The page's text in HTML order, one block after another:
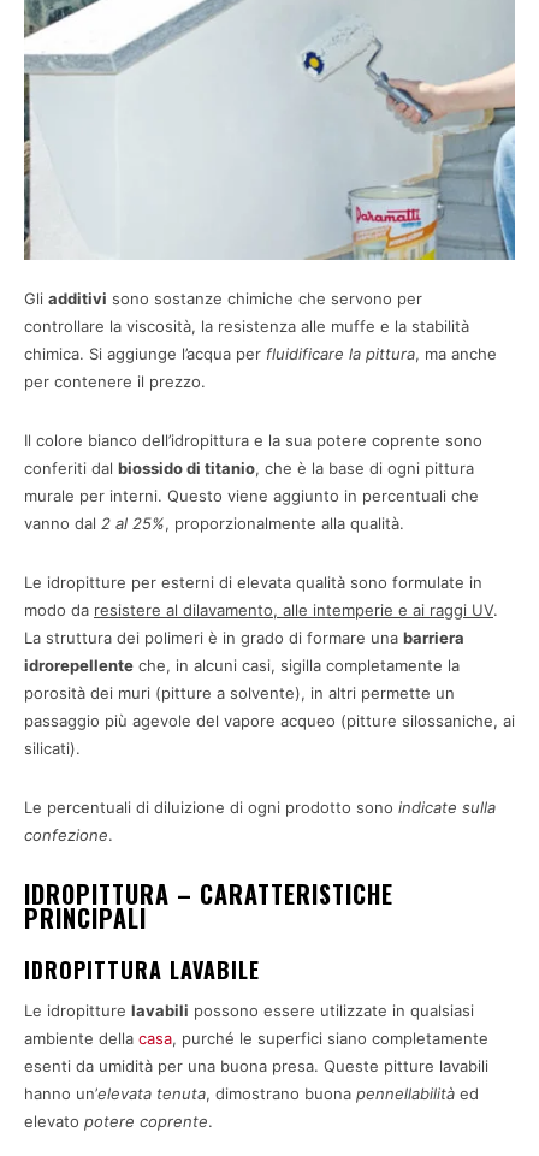
Gli additivi sono sostanze chimiche che servono per
controllare la viscosità, la resistenza alle muffe e la stabilità
chimica. Si aggiunge l’acqua per fluidificare la pittura, ma anche
per contenere il prezzo.
Il colore bianco dell’idropittura e la sua potere coprente sono
conferiti dal biossido di titanio, che è la base di ogni pittura
murale per interni. Questo viene aggiunto in percentuali che
vanno dal 2 al 25%, proporzionalmente alla qualità.
Le idropitture per esterni di elevata qualità sono formulate in
modo da resistere al dilavamento, alle intemperie e ai raggi UV.
La struttura dei polimeri è in grado di formare una barriera
idrorepellente che, in alcuni casi, sigilla completamente la
porosità dei muri (pitture a solvente), in altri permette un
passaggio più agevole del vapore acqueo (pitture silossaniche, ai
silicati).
Le percentuali di diluizione di ogni prodotto sono indicate sulla
confezione.
IDROPITTURA – CARATTERISTICHE
PRINCIPALI
IDROPITTURA LAVABILE
Le idropitture lavabili possono essere utilizzate in qualsiasi
ambiente della casa, purché le superfici siano completamente
esenti da umidità per una buona presa. Queste pitture lavabili
hanno un’elevata tenuta, dimostrano buona pennellabilità ed
elevato potere coprente.